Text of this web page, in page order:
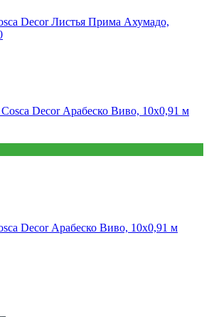
Decor Листья Прима Ахумадо,
Decor Арабеско Виво, 10x0,91 м